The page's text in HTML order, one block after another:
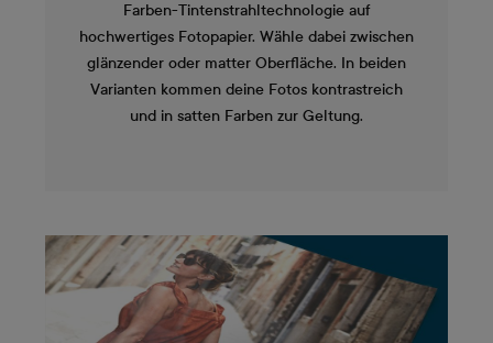
Farben-Tintenstrahltechnologie auf
hochwertiges Fotopapier. Wähle dabei zwischen
glänzender oder matter Oberfläche. In beiden
Varianten kommen deine Fotos kontrastreich
und in satten Farben zur Geltung.